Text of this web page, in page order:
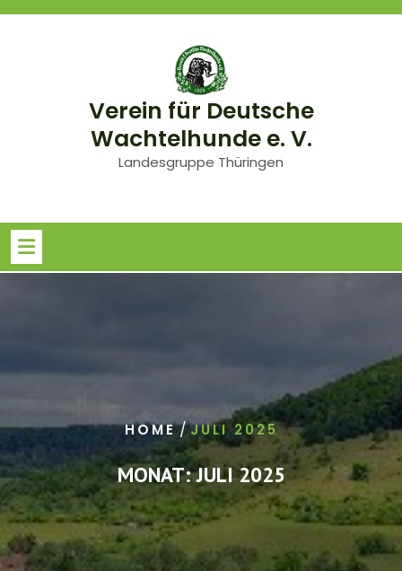
Skip
Verein für Deutsche
Wachtelhunde e. V.
Landesgruppe Thüringen
HOME/JULI 2025
MONAT:JULI 2025